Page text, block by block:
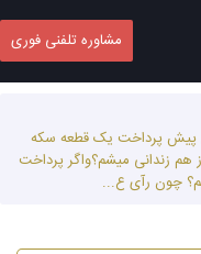
مشاوره تلفنی فوری
پیش پرداخت یک قطعه سکه
هم زندانی میشم؟واگر پرداخت
چون رآی ع...